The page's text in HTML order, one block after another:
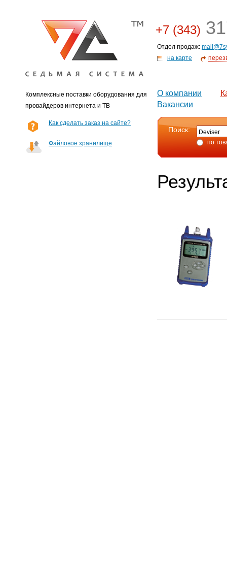
Комплексные поставки оборудования для
провайдеров интернета и ТВ
+7 (343)
Отдел продаж:
на карте
О компании
Вакансии
Как сделать заказ на сайте?
Файловое хранилище
Поиск:
по